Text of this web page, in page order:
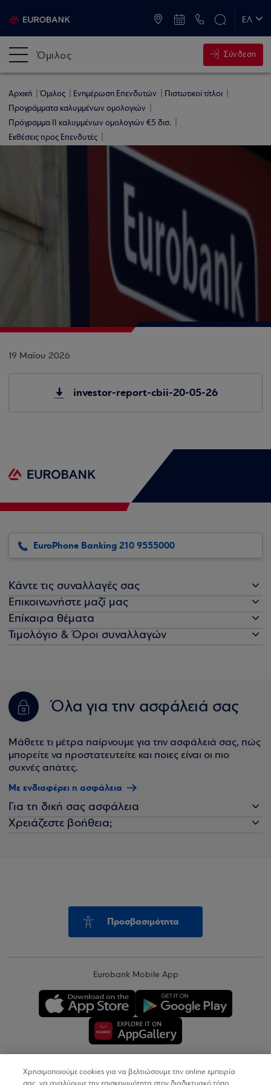
ΕΛ
Όμιλος Σύνδεση
Αρχική Όμιλος Ενημέρωση Επενδυτών
Πιστωτικοί τίτλοι
Προγράμματα καλυμμένων ομολογιών
Πρόγραμμα ΙΙ καλυμμένων ομολογιών €5 δισ.
Εκθέσεις προς Επενδυτές
19 Μαΐου 2026
investor-report-cbii-20-05-26
EuroPhone Banking 210 9555000
Κάντε τις συναλλαγές σας
Επικοινωνήστε μαζί μας
Επίκαιρα θέματα
Τιμολόγιο & Όροι συναλλαγών
Όλα για την ασφάλειά σας
Μάθετε τι μέτρα παίρνουμε για την ασφάλειά σας, πώς
μπορείτε να προστατευτείτε και ποιες είναι οι πιο
συχνές απάτες.
Με ενδιαφέρει η ασφάλεια
Για τη δική σας ασφάλεια
Χρειάζεστε βοήθεια;
Προσβασιμότητα
Eurobank Mobile App
Copyright © 2026
Χρησιμοποιούμε cookies για να βελτιώσουμε την online εμπειρία